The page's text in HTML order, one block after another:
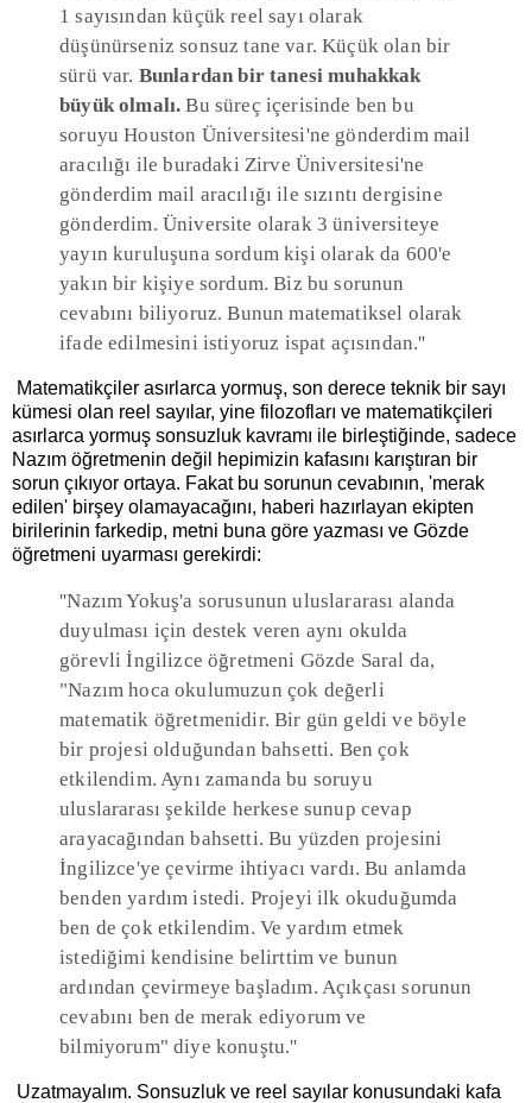
1 sayısından küçük reel sayı olarak
düşünürseniz sonsuz tane var. Küçük olan bir
sürü var. Bunlardan bir tanesi muhakkak
büyük olmalı. Bu süreç içerisinde ben bu
soruyu Houston Üniversitesi'ne gönderdim mail
aracılığı ile buradaki Zirve Üniversitesi'ne
gönderdim mail aracılığı ile sızıntı dergisine
gönderdim. Üniversite olarak 3 üniversiteye
yayın kuruluşuna sordum kişi olarak da 600'e
yakın bir kişiye sordum. Biz bu sorunun
cevabını biliyoruz. Bunun matematiksel olarak
ifade edilmesini istiyoruz ispat açısından.''
Matematikçiler asırlarca yormuş, son derece teknik bir sayı
kümesi olan reel sayılar, yine filozofları ve matematikçileri
asırlarca yormuş sonsuzluk kavramı ile birleştiğinde, sadece
Nazım öğretmenin değil hepimizin kafasını karıştıran bir
sorun çıkıyor ortaya. Fakat bu sorunun cevabının, 'merak
edilen' birşey olamayacağını, haberi hazırlayan ekipten
birilerinin farkedip, metni buna göre yazması ve Gözde
öğretmeni uyarması gerekirdi:
''Nazım Yokuş'a sorusunun uluslararası alanda
duyulması için destek veren aynı okulda
görevli İngilizce öğretmeni Gözde Saral da,
"Nazım hoca okulumuzun çok değerli
matematik öğretmenidir. Bir gün geldi ve böyle
bir projesi olduğundan bahsetti. Ben çok
etkilendim. Aynı zamanda bu soruyu
uluslararası şekilde herkese sunup cevap
arayacağından bahsetti. Bu yüzden projesini
İngilizce'ye çevirme ihtiyacı vardı. Bu anlamda
benden yardım istedi. Projeyi ilk okuduğumda
ben de çok etkilendim. Ve yardım etmek
istediğimi kendisine belirttim ve bunun
ardından çevirmeye başladım. Açıkçası sorunun
cevabını ben de merak ediyorum ve
bilmiyorum" diye konuştu.''
Uzatmayalım. Sonsuzluk ve reel sayılar konusundaki kafa